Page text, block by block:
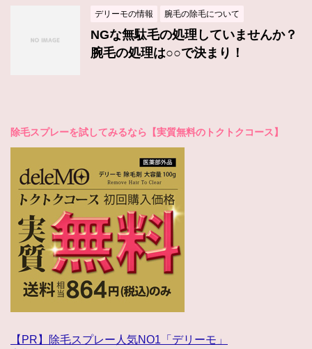
デリーモの情報 腕毛の除毛について
NGな無駄毛の処理していませんか？
腕毛の処理は○○で決まり！
除毛スプレーを試してみるなら【実質無料のトクトクコース】
【PR】除毛スプレー人気NO1「デリーモ」